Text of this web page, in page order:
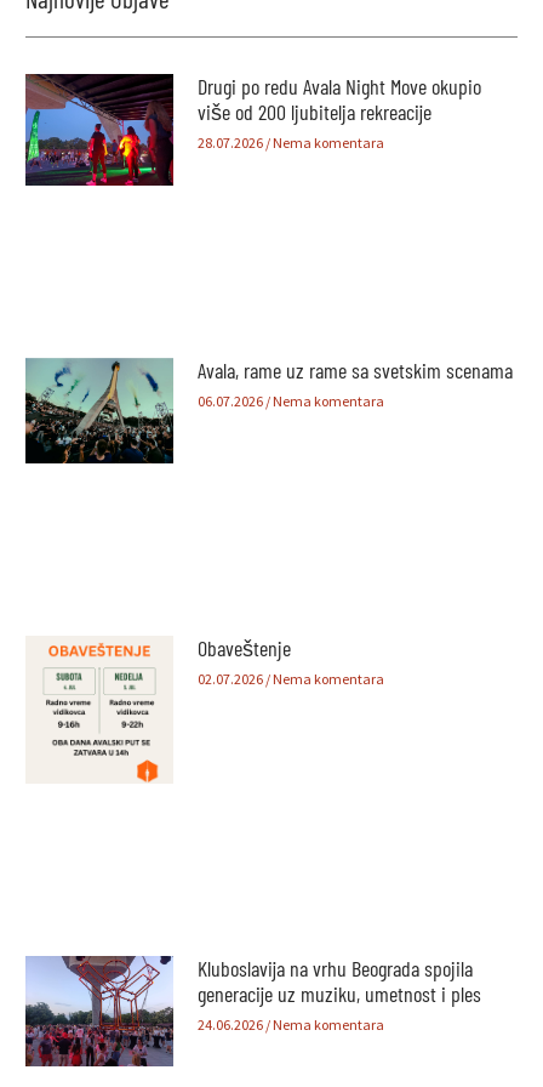
Drugi po redu Avala Night Move okupio
više od 200 ljubitelja rekreacije
28.07.2026 Nema komentara
Avala, rame uz rame sa svetskim scenama
06.07.2026 Nema komentara
Obaveštenje
02.07.2026 Nema komentara
Kluboslavija na vrhu Beograda spojila
generacije uz muziku, umetnost i ples
24.06.2026 Nema komentara